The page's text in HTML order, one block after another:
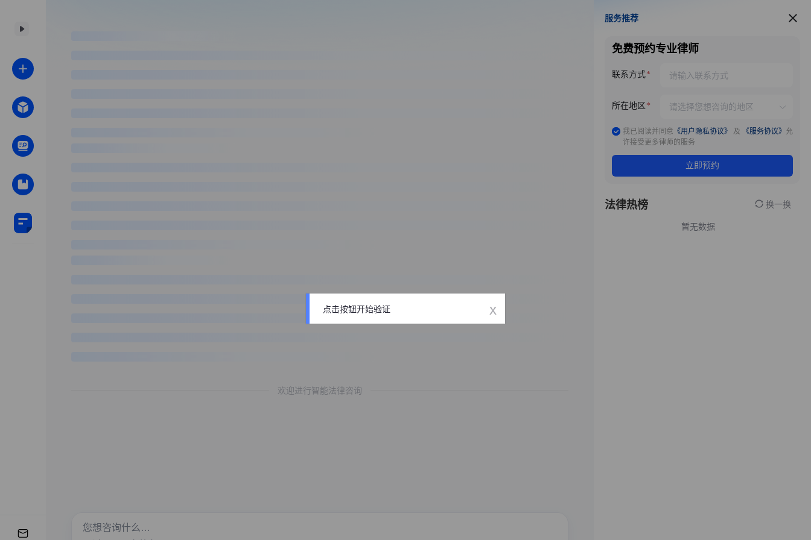
欢迎进行智能法律咨询
服务推荐
服务推荐
免费预约专业律师
联系方式
所在地区
我已阅读并同意 《用户隐私协议》 及 《服务协议》 允
许接受更多律师的服务
立即预约
法律热榜 换一换
暂无数据
点击按钮开始验证 x